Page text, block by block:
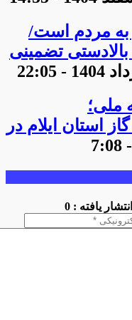
به مردم است/
تضمینی
ملی؛
استان ایلام در
انتشار یافته : 0